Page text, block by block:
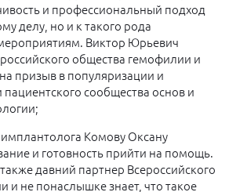
и профессиональный подход
делу, но и к такого рода
Виктор Юрьевич
общества гемофилии и
призыв в популяризации и
сообщества основ и
имплантолога Комову Оксану
и готовность прийти на помощь.
давний партнер Всероссийского
и не понаслышке знает, что такое